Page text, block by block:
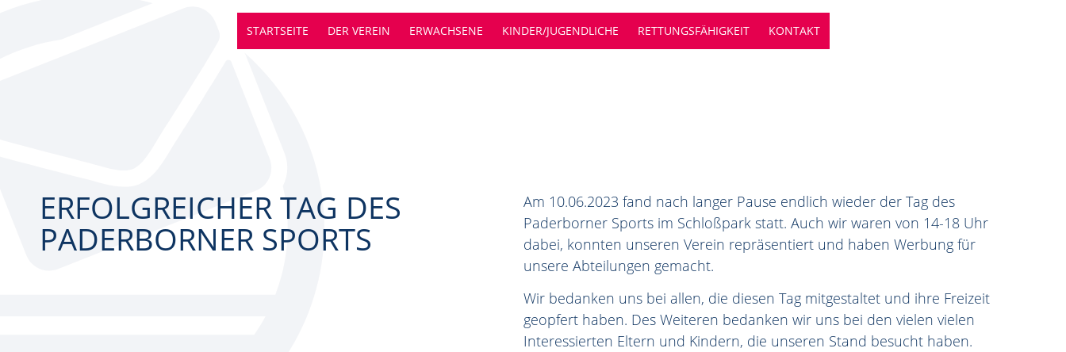
STARTSEITE DER VEREIN ERWACHSENE KINDER/JUGENDLICHE RETTUNGSFÄHIGKEIT KONTAKT
ERFOLGREICHER TAG DES PADERBORNER SPORTS
ERFOLGREICHER TAG DES
PADERBORNER SPORTS
Am 10.06.2023 fand nach langer Pause endlich wieder der Tag des
Paderborner Sports im Schloßpark statt. Auch wir waren von 14-18 Uhr
dabei, konnten unseren Verein repräsentiert und haben Werbung für
unsere Abteilungen gemacht.
Wir bedanken uns bei allen, die diesen Tag mitgestaltet und ihre Freizeit
geopfert haben. Des Weiteren bedanken wir uns bei den vielen vielen
Interessierten Eltern und Kindern, die unseren Stand besucht haben.